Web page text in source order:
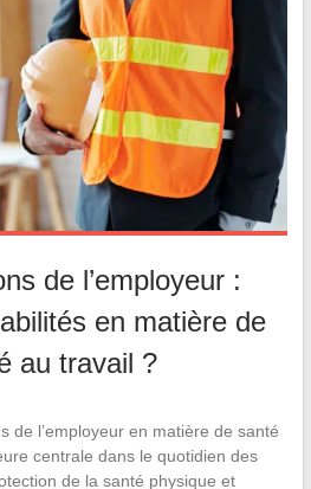
de l’employeur :
en matière de
au travail ?
de l’employeur en matière de santé
centrale dans le quotidien des
de la santé physique et